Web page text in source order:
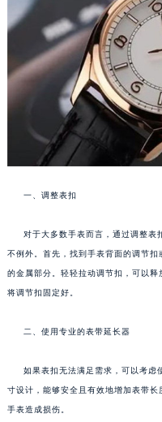
一、调整表扣
对于大多数手表而言，通过调整表
不例外。首先，找到手表背面的调节
的金属部分。轻轻拉动调节扣，可以
将调节扣固定好。
二、使用专业的表带延长器
如果表扣无法满足需求，可以考虑
寸设计，能够安全且有效地增加表带
手表造成损伤。